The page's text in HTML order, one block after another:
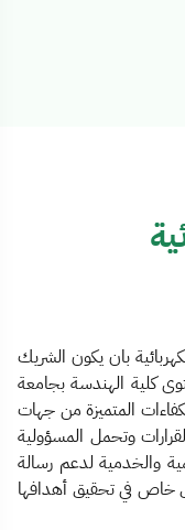
بان يكون الشريك
كلية الهندسة بجامعة
المتميزة من جهات
وتحمل المسؤولية
والخدمية لدعم رسالة
خاص في تحقيق أهدافها